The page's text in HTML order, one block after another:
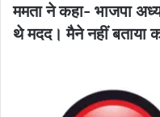
ममता ने कहा- भाजपा
थे मदद। मैने नहीं बताया